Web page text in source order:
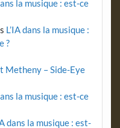
la musique : est-ce
L’IA dans la musique :
?
Metheny – Side-Eye
la musique : est-ce
dans la musique : est-